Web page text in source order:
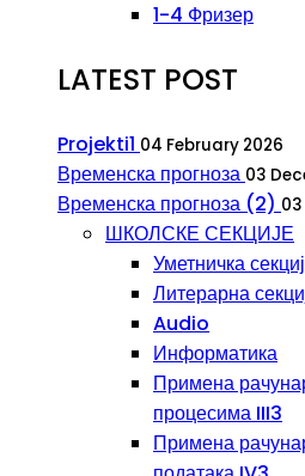
1-4 Фризер
LATEST POST
Projekti1 04 February 2026
Временска прогноза 03
Временска прогноза (2)
ШКОЛСКЕ СЕКЦИЈЕ
Уметничка
Литерарна
Audio
Информатика
Примена
процесима III3
Примена